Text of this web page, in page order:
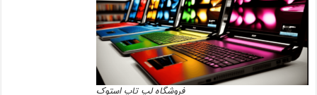
فروشگاه لپ تاپ استوک